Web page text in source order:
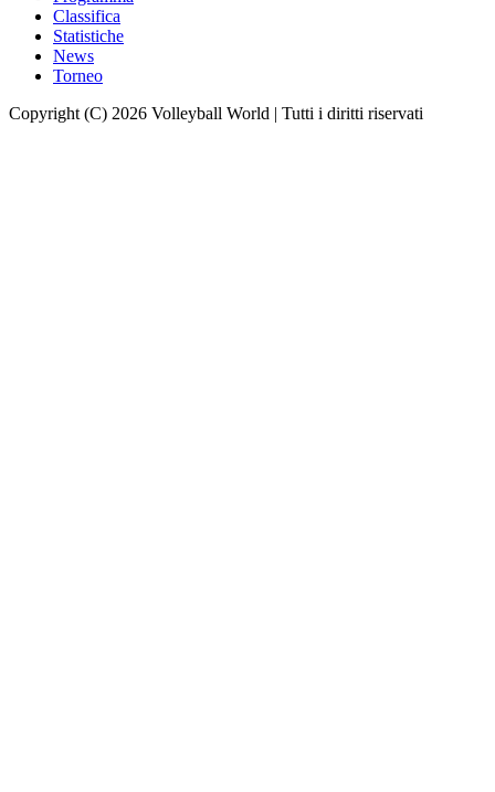
Classifica
Statistiche
News
Torneo
Copyright (C) 2026 Volleyball World | Tutti i diritti riservati